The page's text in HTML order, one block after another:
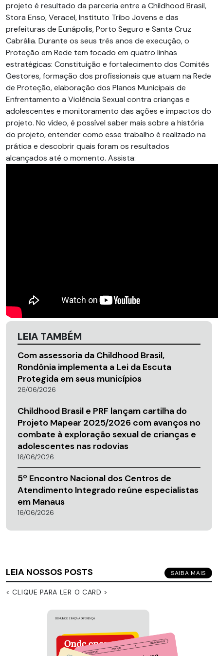
projeto é resultado da parceria entre a Childhood Brasil,
Stora Enso, Veracel, Instituto Tribo Jovens e das
prefeituras de Eunápolis, Porto Seguro e Santa Cruz
Cabrália. Durante os seus três anos de execução, o
Proteção em Rede tem focado em quatro linhas
estratégicas: Constituição e fortalecimento dos Comitês
Gestores, formação dos profissionais que atuam na Rede
de Proteção, elaboração dos Planos Municipais de
Enfrentamento a Violência Sexual contra crianças e
adolescentes e monitoramento das ações e impactos do
projeto. No vídeo, é possível saber mais sobre a história
do projeto, entender como esse trabalho é realizado na
prática e descobrir quais foram os resultados
alcançados até o momento. Assista:
LEIA TAMBÉM
Com assessoria da Childhood Brasil,
Rondônia implementa a Lei da Escuta
Protegida em seus municípios
26/06/2026
Childhood Brasil e PRF lançam cartilha do
Projeto Mapear 2025/2026 com avanços no
combate à exploração sexual de crianças e
adolescentes nas rodovias
16/06/2026
5º Encontro Nacional dos Centros de
Atendimento Integrado reúne especialistas
em Manaus
16/06/2026
LEIA NOSSOS POSTS SAIBA MAIS
< CLIQUE PARA LER O CARD >